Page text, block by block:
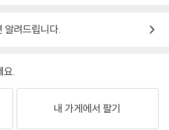
알려드립니다.
요.
내 가게에서 팔기